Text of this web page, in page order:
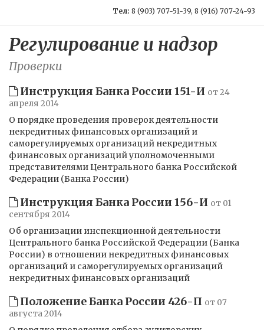
Тел: 8 (903) 707-51-39, 8 (916) 707-24-93
Регулирование и надзор
Проверки
Инструкция Банка России 151-И от 24
апреля 2014
О порядке проведения проверок деятельности
некредитных финансовых организаций и
саморегулируемых организаций некредитных
финансовых организаций уполномоченными
представителями Центрального банка Российской
Федерации (Банка России)
Инструкция Банка России 156-И от 01
сентября 2014
Об организации инспекционной деятельности
Центрального банка Российской Федерации (Банка
России) в отношении некредитных финансовых
организаций и саморегулируемых организаций
некредитных финансовых организаций
Положение Банка России 426-П от 07
августа 2014